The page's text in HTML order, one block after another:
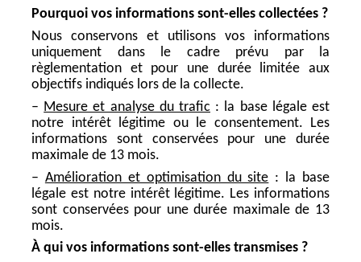
Pourquoi vos informations sont-elles collectées ?
Nous conservons et utilisons vos informations
uniquement dans le cadre prévu par la
règlementation et pour une durée limitée aux
objectifs indiqués lors de la collecte.
– Mesure et analyse du trafic : la base légale est
notre intérêt légitime ou le consentement. Les
informations sont conservées pour une durée
maximale de 13 mois.
– Amélioration et optimisation du site : la base
légale est notre intérêt légitime. Les informations
sont conservées pour une durée maximale de 13
mois.
À qui vos informations sont-elles transmises ?